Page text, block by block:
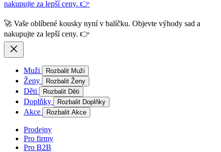
nakupujte za lepší ceny. 👉
🚀 Vaše oblíbené kousky nyní v balíčku. Objevte výhody sad a
nakupujte za lepší ceny. 👉
Muži Rozbalit Muži
Ženy Rozbalit Ženy
Děti Rozbalit Děti
Doplňky Rozbalit Doplňky
Akce Rozbalit Akce
Prodejny
Pro firmy
Pro B2B